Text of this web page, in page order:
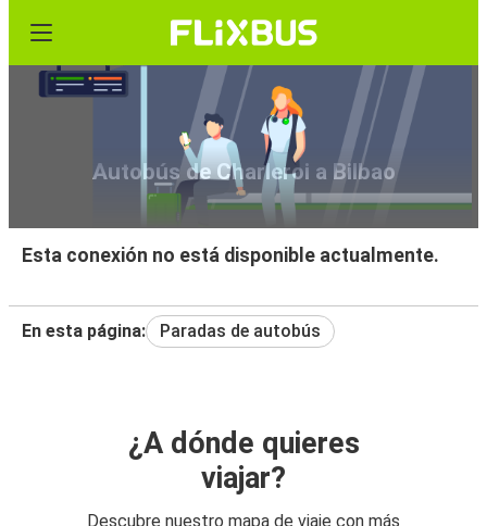
Autobús de Charleroi a Bilbao
Esta conexión no está disponible actualmente.
En esta página: Paradas de autobús
¿A dónde quieres
viajar?
Descubre nuestro mapa de viaje con más